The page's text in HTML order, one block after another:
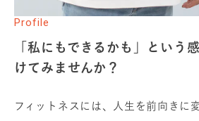
Profile
「私にもできるかも」という
けてみませんか？
フィットネスには、人生を前向きに